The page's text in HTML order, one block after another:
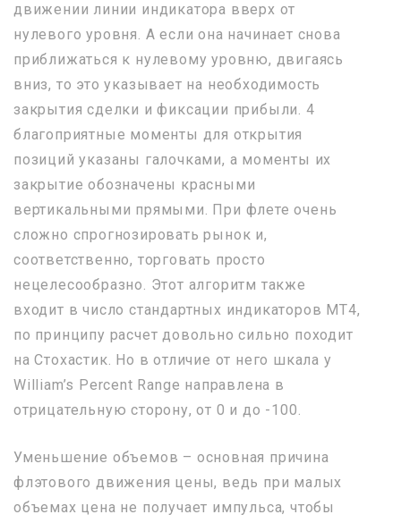
движении линии индикатора вверх от
нулевого уровня. А если она начинает снова
приближаться к нулевому уровню, двигаясь
вниз, то это указывает на необходимость
закрытия сделки и фиксации прибыли. 4
благоприятные моменты для открытия
позиций указаны галочками, а моменты их
закрытие обозначены красными
вертикальными прямыми. При флете очень
сложно спрогнозировать рынок и,
соответственно, торговать просто
нецелесообразно. Этот алгоритм также
входит в число стандартных индикаторов МТ4,
по принципу расчет довольно сильно походит
на Стохастик. Но в отличие от него шкала у
William’s Percent Range направлена в
отрицательную сторону, от 0 и до -100.
Уменьшение объемов – основная причина
флэтового движения цены, ведь при малых
объемах цена не получает импульса, чтобы